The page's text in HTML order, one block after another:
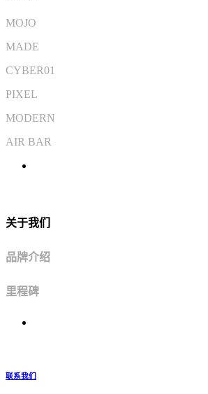
MOJO
MADE
CYBER01
PIXEL
MODERN
AIR BAR
关于我们
品牌介绍
里程碑
联系我们